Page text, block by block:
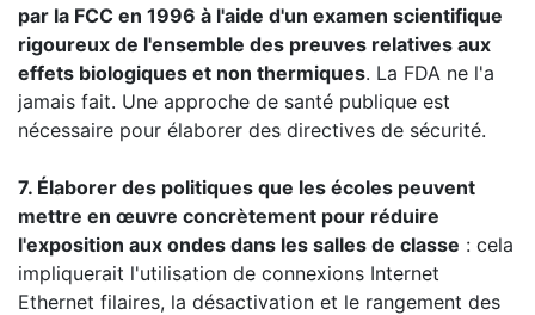
par la FCC en 1996 à l'aide d'un examen scientifique
rigoureux de l'ensemble des preuves relatives aux
effets biologiques et non thermiques. La FDA ne l'a
jamais fait. Une approche de santé publique est
nécessaire pour élaborer des directives de sécurité.
7. Élaborer des politiques que les écoles peuvent
mettre en œuvre concrètement pour réduire
l'exposition aux ondes dans les salles de classe : cela
impliquerait l'utilisation de connexions Internet
Ethernet filaires, la désactivation et le rangement des